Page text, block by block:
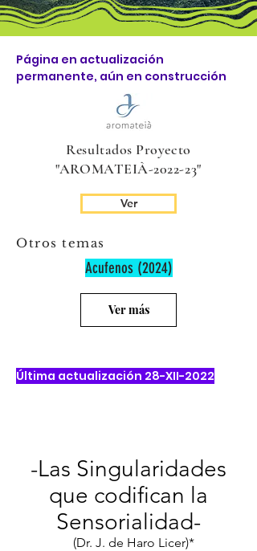
Página en actualización
permanente, aún en construcción
Resultados Proyecto
"AROMATEIÀ-2022-23"
Ver
Otros temas
Acufenos (2024)
Ver más
Última actualización 28-XII-2022
-Las Singularidades
que codifican la
Sensorialidad-
(Dr. J. de Haro Licer)*